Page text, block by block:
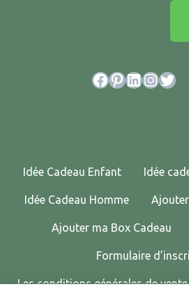
Facebook Pinterest LinkedIn InstagramTwitter
Idée Cadeau Enfant Idée
Idée Cadeau Homme
Ajouter ma Box Cadeau
Formulaire
Les conditions générales de vente